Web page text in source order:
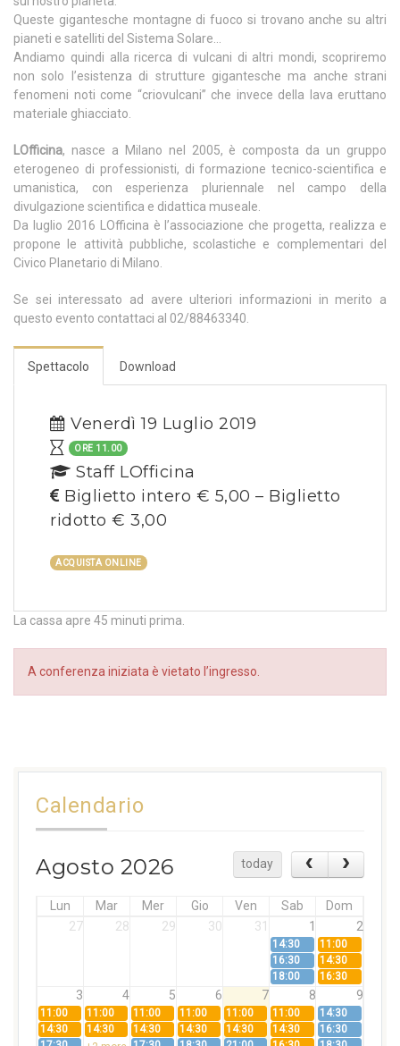
Queste gigantesche montagne di fuoco si trovano anche su altri
pianeti e satelliti del Sistema Solare…
Andiamo quindi alla ricerca di vulcani di altri mondi, scopriremo
non solo l’esistenza di strutture gigantesche ma anche strani
fenomeni noti come “criovulcani” che invece della lava eruttano
materiale ghiacciato.
LOfficina, nasce a Milano nel 2005, è composta da un gruppo
eterogeneo di professionisti, di formazione tecnico-scientifica e
umanistica, con esperienza pluriennale nel campo della
divulgazione scientifica e didattica museale.
Da luglio 2016 LOfficina è l’associazione che progetta, realizza e
propone le attività pubbliche, scolastiche e complementari del
Civico Planetario di Milano.
Se sei interessato ad avere ulteriori informazioni in merito a
questo evento contattaci al 02/88463340.
Spettacolo Download
Venerdì 19 Luglio 2019
ORE 11.00
Staff LOfficina
Biglietto intero € 5,00 – Biglietto
ridotto € 3,00
ACQUISTA ONLINE
La cassa apre 45 minuti prima.
A conferenza iniziata è vietato l’ingresso.
Calendario
Agosto 2026 today
Lun Mar Mer Gio Ven Sab
Dom
27
28 29 30 31 1 2
14:30
11:00
16:30
14:30
18:00
16:30
3 4 5 6 7 8 9
11:00 11:00 11:00 11:00 11:00 11:00
14:30
14:30
14:30 14:30 14:30 14:30 14:30
16:30